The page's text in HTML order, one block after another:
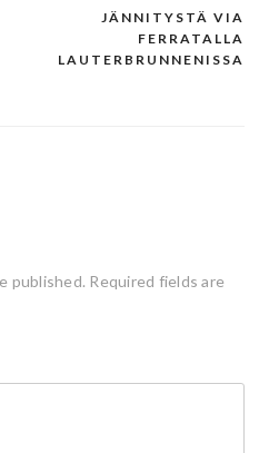
JÄNNITYSTÄ VIA
FERRATALLA
LAUTERBRUNNENISSA
published. Required fields are